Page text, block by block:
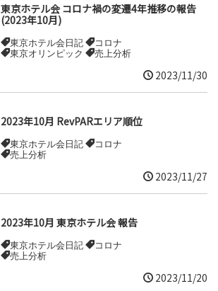
東京ホテル会 コロナ禍の変遷4年推移の報告
(2023年10月)
東京ホテル会日記
コロナ
東京オリンピック
売上分析
2023/11/30
2023年10月 RevPARエリア順位
東京ホテル会日記
コロナ
売上分析
2023/11/27
2023年10月 東京ホテル会 報告
東京ホテル会日記
コロナ
売上分析
2023/11/20